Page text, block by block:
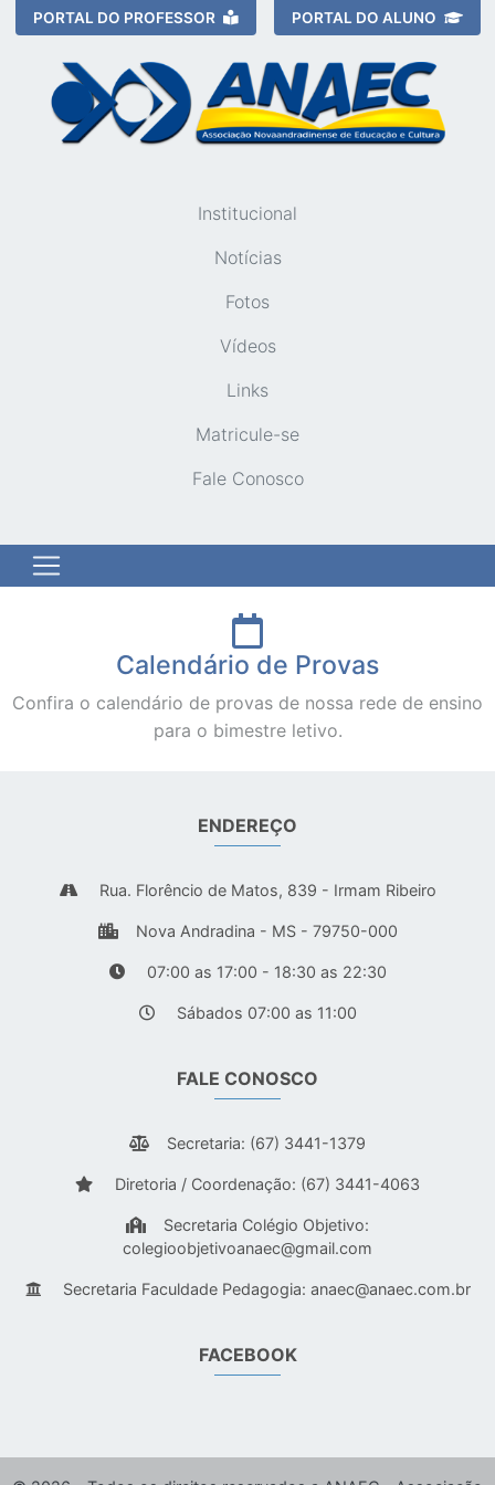
PORTAL DO PROFESSOR PORTAL DO ALUNO
Institucional
Notícias
Fotos
Vídeos
Links
Matricule-se
Fale Conosco
Calendário de Provas
Confira o calendário de provas de nossa rede de ensino
para o bimestre letivo.
ENDEREÇO
Rua. Florêncio de Matos, 839 - Irmam Ribeiro
Nova Andradina - MS - 79750-000
07:00 as 17:00 - 18:30 as 22:30
Sábados 07:00 as 11:00
FALE CONOSCO
Secretaria: (67) 3441-1379
Diretoria / Coordenação: (67) 3441-4063
Secretaria Colégio Objetivo:
colegioobjetivoanaec@gmail.com
Secretaria Faculdade Pedagogia: anaec@anaec.com.br
FACEBOOK